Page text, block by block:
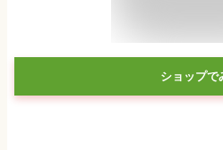
ショップで